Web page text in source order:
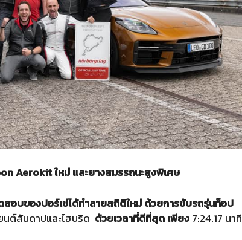
Aerokit ใหม่ และยางสมรรถนะสูงพิเศษ
อบของปอร์เช่ได้ทำลายสถิติใหม่ ด้วยการขับรถรุ่นท็อป
ต์สันดาปและไฮบริด ด้วยเวลาที่ดีที่สุด เพียง7:24.17 นาที